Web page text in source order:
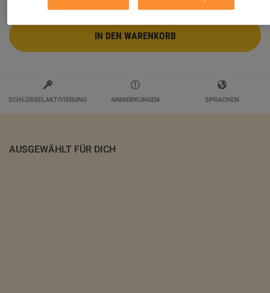
IN DEN WARENKORB
SCHLÜSSELAKTIVIERUNG ANMERKUNGEN SPRACHEN
AUSGEWÄHLT FÜR DICH